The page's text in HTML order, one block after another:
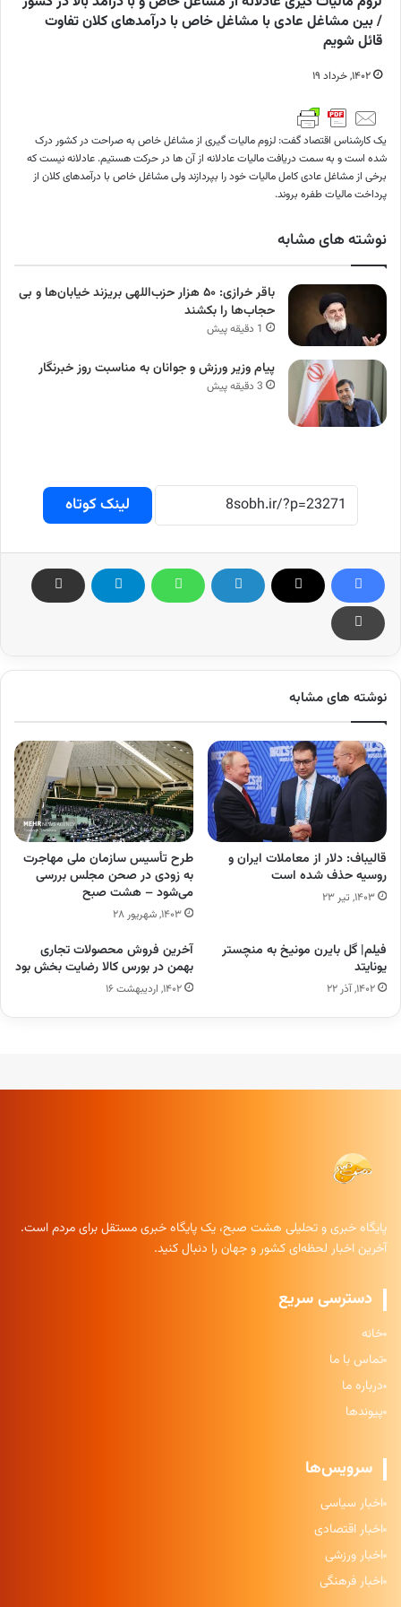
/ بین مشاغل عادی با مشاغل خاص با درآمدهای کلان تفاوت
قائل شویم
۱۴۰۲, خرداد ۱۹
یک کارشناس اقتصاد گفت: لزوم مالیات گیری از مشاغل خاص به صراحت در کشور درک
شده است و به سمت دریافت مالیات عادلانه از آن ها در حرکت هستیم. عادلانه نیست که
برخی از مشاغل عادی کامل مالیات خود را بپردازند ولی مشاغل خاص با درآمدهای کلان از
پرداخت مالیات طفره بروند.
نوشته های مشابه
باقر خرازی: ۵۰ هزار حزب‌اللهی بریزند خیابان‌ها و بی
حجاب‌ها را بکشند
1 دقیقه پیش
پیام وزیر ورزش و جوانان به مناسبت روز خبرنگار
3 دقیقه پیش
لینک کوتاه
نوشته های مشابه
قالیباف: دلار از معاملات ایران و
روسیه حذف شده است
۱۴۰۳, تیر ۲۳
طرح تأسیس سازمان ملی مهاجرت
به زودی در صحن مجلس بررسی
می‌شود – هشت صبح
۱۴۰۳, شهریور ۲۸
فیلم| گل بایرن مونیخ به منچستر
یونایتد
۱۴۰۲, آذر ۲۲
آخرین فروش محصولات تجاری
بهمن در بورس کالا رضایت بخش بود
۱۴۰۲, اردیبهشت ۱۶
پایگاه خبری و تحلیلی هشت صبح، یک پایگاه خبری مستقل برای مردم است.
آخرین اخبار لحظه‌ای کشور و جهان را دنبال کنید.
دسترسی سریع
خانه
تماس با ما
درباره ما
پیوندها
سرویس‌ها
اخبار سیاسی
اخبار اقتصادی
اخبار ورزشی
اخبار فرهنگی